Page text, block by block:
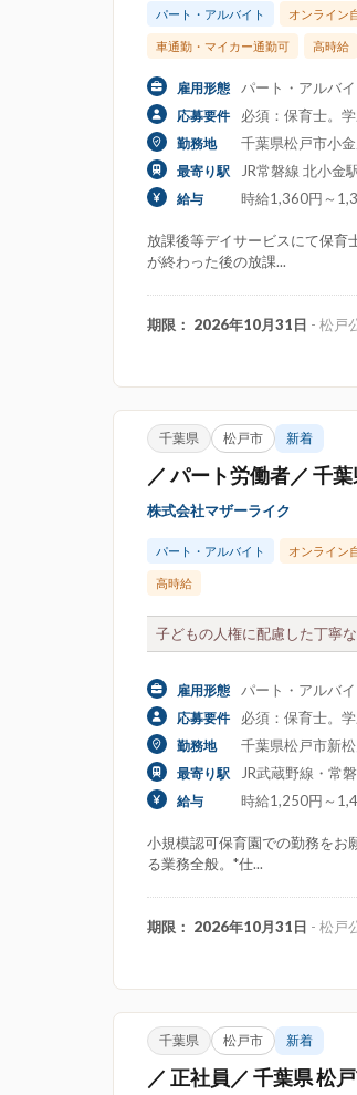
パート・アルバイト オンライン
車通勤・マイカー通勤可 高時給
雇用形態 パート・アルバイ
応募要件 必須：保育士。学
勤務地 千葉県松戸市小
最寄り駅 JR常磐線 北小金
給与 時給1,360円～
放課後等デイサービスにて保育
が終わった後の放課...
期限： 2026年10月31日 - 松戸
千葉県 松戸市 新着
／ パート労働者／ 千
株式会社マザーライク
パート・アルバイト オンライン
高時給
子どもの人権に配慮した丁寧
雇用形態 パート・アルバイ
応募要件 必須：保育士。学
勤務地 千葉県松戸市新
最寄り駅 JR武蔵野線・常
給与 時給1,250円～
小規模認可保育園での勤務をお
る業務全般。*仕...
期限： 2026年10月31日 - 松戸
千葉県 松戸市 新着
／ 正社員／ 千葉県 松